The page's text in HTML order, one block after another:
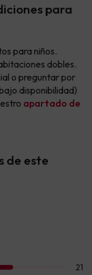
para
para niños.
dobles.
o preguntar por
disponibilidad)
apartado de
de este